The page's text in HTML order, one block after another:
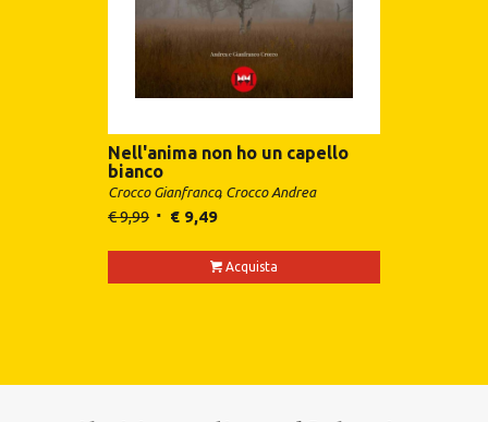
Nell'anima non ho un capello
bianco
Crocco Gianfranco Crocco Andrea
€9,99 €9,49
Acquista